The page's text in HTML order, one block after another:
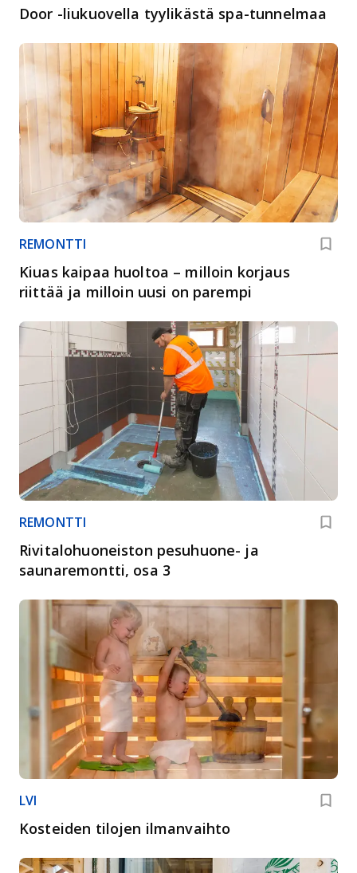
Door -liukuovella tyylikästä spa-tunnelmaa
REMONTTI
Kiuas kaipaa huoltoa – milloin korjaus
riittää ja milloin uusi on parempi
REMONTTI
Rivitalohuoneiston pesuhuone- ja
saunaremontti, osa 3
LVI
Kosteiden tilojen ilmanvaihto